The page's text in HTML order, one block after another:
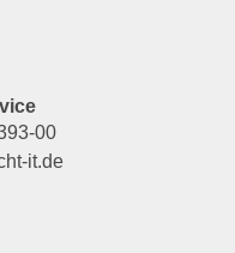
00
it.de